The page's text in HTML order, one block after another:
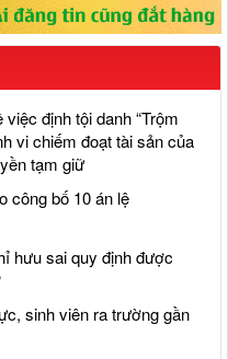
định tội danh “Trộm
vi chiếm đoạt tài sản của
tạm giữ
công bố 10 án lệ
hưu sai quy định được
sinh viên ra trường gần